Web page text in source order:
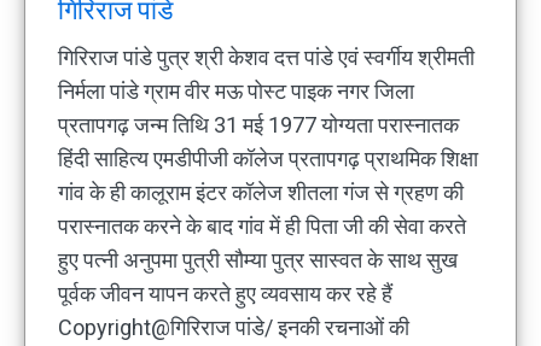
गिरिराज पांडे
गिरिराज पांडे पुत्र श्री केशव दत्त पांडे एवं स्वर्गीय श्रीमती
निर्मला पांडे ग्राम वीर मऊ पोस्ट पाइक नगर जिला
प्रतापगढ़ जन्म तिथि 31 मई 1977 योग्यता परास्नातक
हिंदी साहित्य एमडीपीजी कॉलेज प्रतापगढ़ प्राथमिक शिक्षा
गांव के ही कालूराम इंटर कॉलेज शीतला गंज से ग्रहण की
परास्नातक करने के बाद गांव में ही पिता जी की सेवा करते
हुए पत्नी अनुपमा पुत्री सौम्या पुत्र सास्वत के साथ सुख
पूर्वक जीवन यापन करते हुए व्यवसाय कर रहे हैं
Copyright@गिरिराज पांडे/ इनकी रचनाओं की